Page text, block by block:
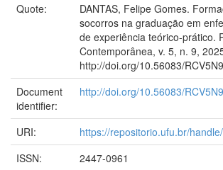
Quote:
DANTAS, Felipe Gomes.
socorros na graduação em
de experiência teórico-prático.
Contemporânea, v. 5, n. 9,
http://doi.org/10.56083/
Document
identifier:
http://doi.org/10.56083/
URI:
https://repositorio.ufu.br/
ISSN:
2447-0961